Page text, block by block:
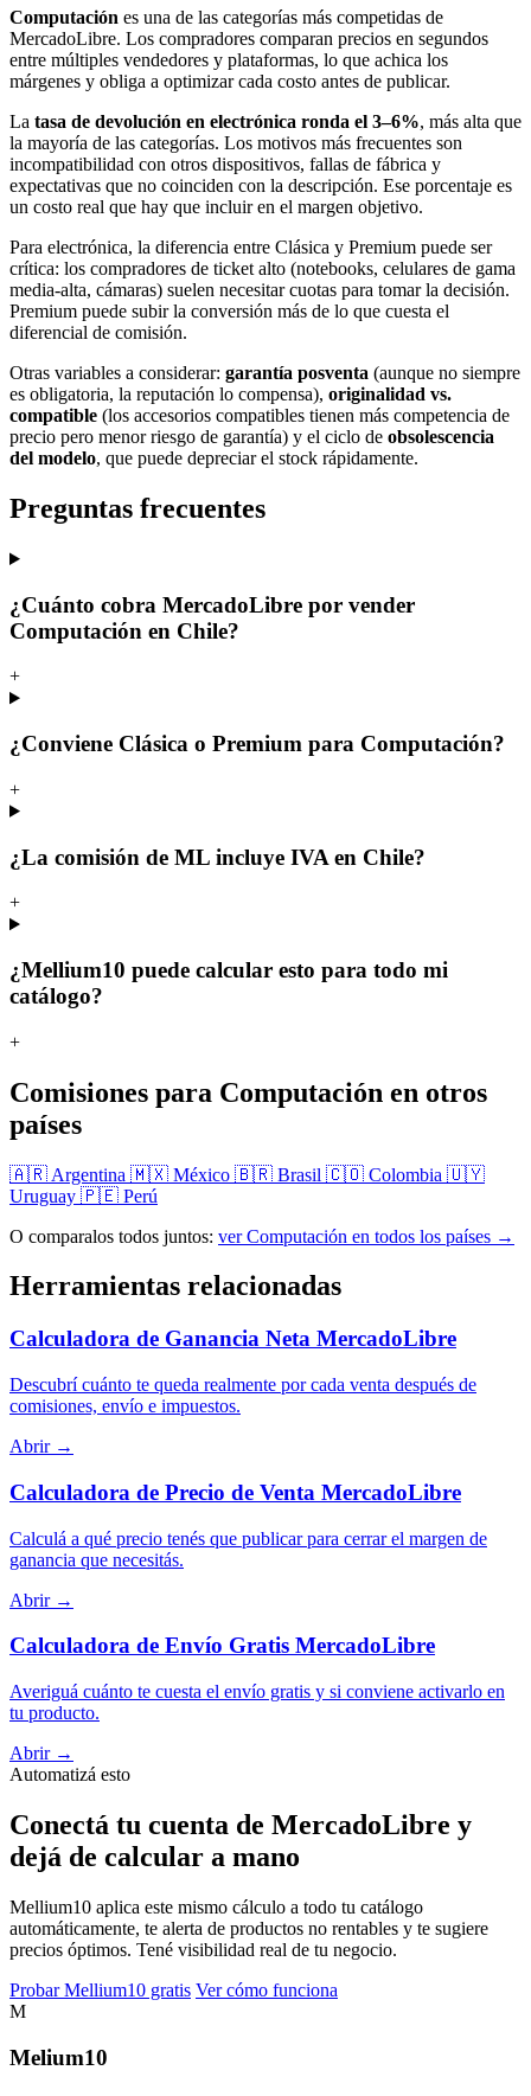
Computación es una de las categorías más competidas de
MercadoLibre. Los compradores comparan precios en segundos
entre múltiples vendedores y plataformas, lo que achica los
márgenes y obliga a optimizar cada costo antes de publicar.
La tasa de devolución en electrónica ronda el 3–6%, más alta que
la mayoría de las categorías. Los motivos más frecuentes son
incompatibilidad con otros dispositivos, fallas de fábrica y
expectativas que no coinciden con la descripción. Ese porcentaje es
un costo real que hay que incluir en el margen objetivo.
Para electrónica, la diferencia entre Clásica y Premium puede ser
crítica: los compradores de ticket alto (notebooks, celulares de gama
media-alta, cámaras) suelen necesitar cuotas para tomar la decisión.
Premium puede subir la conversión más de lo que cuesta el
diferencial de comisión.
Otras variables a considerar: garantía posventa (aunque no siempre
es obligatoria, la reputación lo compensa), originalidad vs.
compatible (los accesorios compatibles tienen más competencia de
precio pero menor riesgo de garantía) y el ciclo de obsolescencia
del modelo, que puede depreciar el stock rápidamente.
Preguntas frecuentes
¿Cuánto cobra MercadoLibre por vender
Computación en Chile?
+
¿Conviene Clásica o Premium para Computación?
+
¿La comisión de ML incluye IVA en Chile?
+
¿Mellium10 puede calcular esto para todo mi
catálogo?
+
Comisiones para Computación en otros
países
🇦🇷 Argentina 🇲🇽 México 🇧🇷 Brasil 🇨🇴 Colombia 🇺🇾
Uruguay 🇵🇪 Perú
O comparalos todos juntos: ver Computación en todos los países →
Herramientas relacionadas
Calculadora de Ganancia Neta MercadoLibre
Descubrí cuánto te queda realmente por cada venta después de
comisiones, envío e impuestos.
Abrir →
Calculadora de Precio de Venta MercadoLibre
Calculá a qué precio tenés que publicar para cerrar el margen de
ganancia que necesitás.
Abrir →
Calculadora de Envío Gratis MercadoLibre
Averiguá cuánto te cuesta el envío gratis y si conviene activarlo en
tu producto.
Abrir →
Automatizá esto
Conectá tu cuenta de MercadoLibre y
dejá de calcular a mano
Mellium10 aplica este mismo cálculo a todo tu catálogo
automáticamente, te alerta de productos no rentables y te sugiere
precios óptimos. Tené visibilidad real de tu negocio.
Probar Mellium10 gratis Ver cómo funciona
M
Melium10